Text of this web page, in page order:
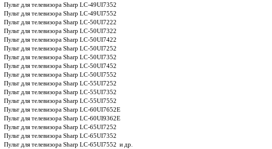
Пульт для телевизора Sharp LC-49UI7352
Пульт для телевизора Sharp LC-49UI7552
Пульт для телевизора Sharp LC-50UI7222
Пульт для телевизора Sharp LC-50UI7322
Пульт для телевизора Sharp LC-50UI7422
Пульт для телевизора Sharp LC-50UI7252
Пульт для телевизора Sharp LC-50UI7352
Пульт для телевизора Sharp LC-50UI7452
Пульт для телевизора Sharp LC-50UI7552
Пульт для телевизора Sharp LC-55UI7252
Пульт для телевизора Sharp LC-55UI7352
Пульт для телевизора Sharp LC-55UI7552
Пульт для телевизора Sharp LC-60UI7652E
Пульт для телевизора Sharp LC-60UI9362E
Пульт для телевизора Sharp LC-65UI7252
Пульт для телевизора Sharp LC-65UI7352
Пульт для телевизора Sharp LC-65UI7552 и др.